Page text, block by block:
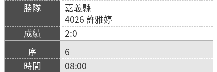
嘉義縣
4026 許雅婷
2:0
6
08:00